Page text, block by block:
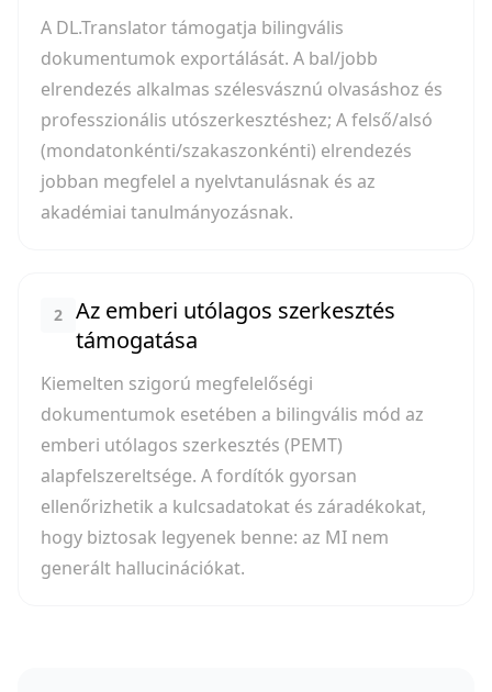
A DL.Translator támogatja bilingvális
dokumentumok exportálását. A bal/jobb
elrendezés alkalmas szélesvásznú olvasáshoz és
professzionális utószerkesztéshez; A felső/alsó
(mondatonkénti/szakaszonkénti) elrendezés
jobban megfelel a nyelvtanulásnak és az
akadémiai tanulmányozásnak.
2
Az emberi utólagos szerkesztés
támogatása
Kiemelten szigorú megfelelőségi
dokumentumok esetében a bilingvális mód az
emberi utólagos szerkesztés (PEMT)
alapfelszereltsége. A fordítók gyorsan
ellenőrizhetik a kulcsadatokat és záradékokat,
hogy biztosak legyenek benne: az MI nem
generált hallucinációkat.